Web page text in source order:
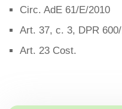
Circ. AdE 61/E/2010
Art. 37, c. 3, DPR
Art. 23 Cost.